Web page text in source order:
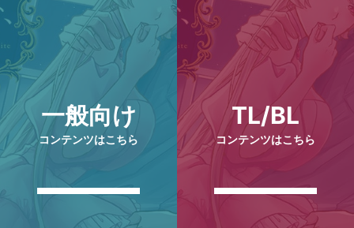
一般向け
コンテンツはこちら
TL/BL
コンテンツはこちら